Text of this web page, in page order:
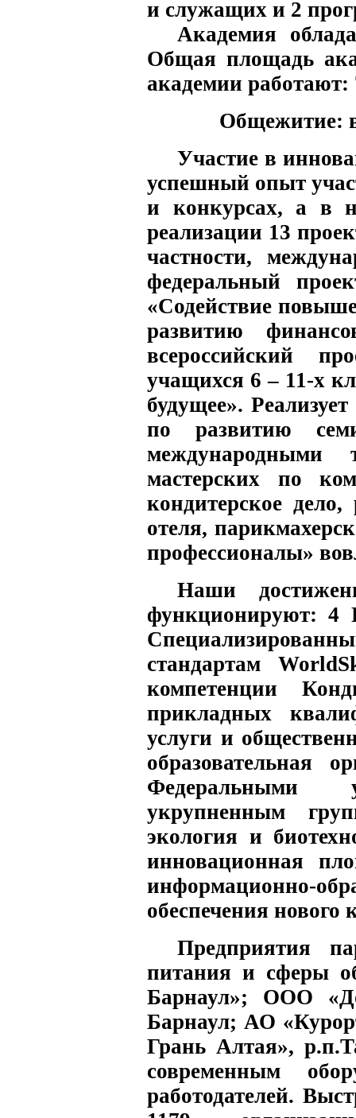
и служащих и 2
Академия
Общая площадь
академии работают:
Общежитие:
Участие в
успешный опыт
и конкурсах, а в
реализации 13
частности,
федеральный
«Содействие
развитию
всероссийский
учащихся 6 – 11-х
будущее».
по развитию
международными
мастерских по
кондитерское
отеля,
профессионалы»
Наши
функционируют: 4
стандартам
компетенции
прикладных
услуги и
образовательная
Федеральными
укрупненным
экология и
инновационная
информационно-
обеспечения нового
Предприятия
питания и сферы
Барнаул»; ООО
Барнаул; АО
Грань Алтая»,
современным
работодателей.